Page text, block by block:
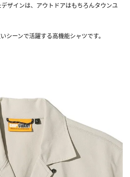
ザインは、アウトドアはもちろんタウンユ
シーンで活躍する高機能シャツです。